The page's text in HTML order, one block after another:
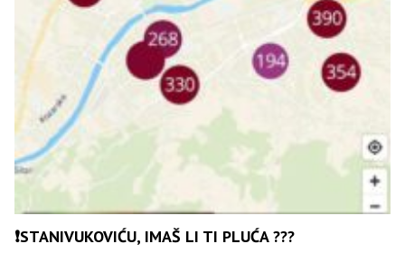
❗️STANIVUKOVIĆU, IMAŠ LI TI PLUĆA ???